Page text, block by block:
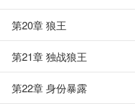
第20章 狼王
第21章 独战狼王
第22章 身份暴露